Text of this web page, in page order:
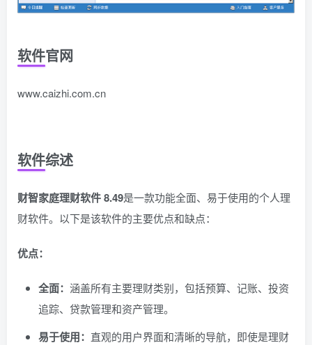
软件官网
www.caizhi.com.cn
软件综述
财智家庭理财软件 8.49是一款功能全面、易于使用的个人理
财软件。以下是该软件的主要优点和缺点：
优点：
全面： 涵盖所有主要理财类别，包括预算、记账、投资
追踪、贷款管理和资产管理。
易于使用： 直观的用户界面和清晰的导航，即使是理财